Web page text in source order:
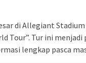
di Allegiant Stadium
Tour”. Tur ini
lengkap pasca